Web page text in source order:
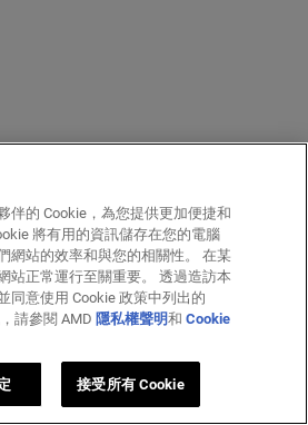
伴的 Cookie，為您提供更加便捷和
將有用的資訊儲存在您的電腦
網站的效率和與您的相關性。 在某
站正常運行至關重要。 透過造訪本
同意使用 Cookie 政策中列出的
請參閱 AMD 隱私權聲明和Cookie
接受所有 Cookie